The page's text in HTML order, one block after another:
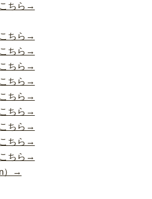
ちら→
ちら→
ちら→
ちら→
ちら→
ちら→
ちら→
ちら→
ちら→
ちら→
）→